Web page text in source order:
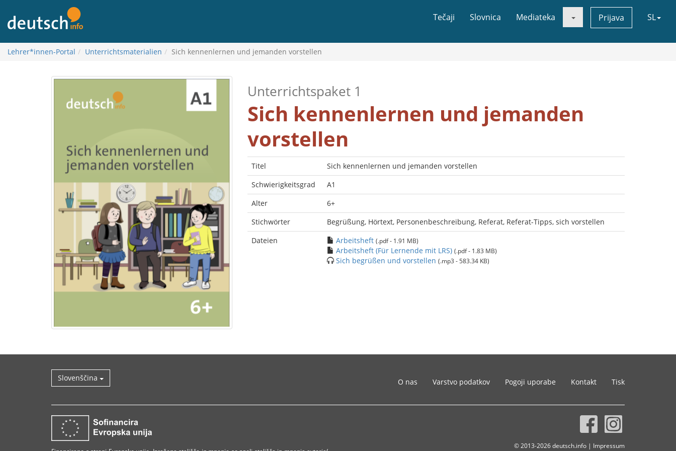
vsebini
Tečaji Slovnica Mediateka Prijava SL
Lehrer*innen-Portal Unterrichtsmaterialien Sich kennenlernen und jemanden vorstellen
Unterrichtspaket 1
Sich kennenlernen und jemanden
vorstellen
Titel
Sich kennenlernen und jemanden vorstellen
Schwierigkeitsgrad
A1
Alter
6+
Stichwörter
Begrüßung, Hörtext, Personenbeschreibung, Referat, Referat-Tipps, sich vorstellen
Dateien
Arbeitsheft (.pdf - 1.91 MB)
Arbeitsheft (Für Lernende mit LRS) (.pdf - 1.83 MB)
Sich begrüßen und vorstellen (.mp3 - 583.34 KB)
Slovenščina O nas Varstvo podatkov Pogoji uporabe Kontakt Tisk
© 2013-2026 deutsch.info | Impressum